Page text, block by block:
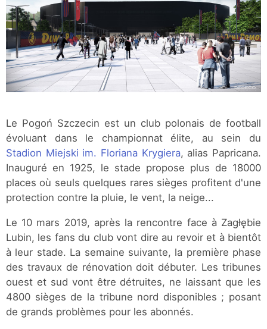
Le Pogoń Szczecin est un club polonais de football
évoluant dans le championnat élite, au sein du
Stadion Miejski im. Floriana Krygiera, alias Papricana.
Inauguré en 1925, le stade propose plus de 18000
places où seuls quelques rares sièges profitent d'une
protection contre la pluie, le vent, la neige...
Le 10 mars 2019, après la rencontre face à Zagłębie
Lubin, les fans du club vont dire au revoir et à bientôt
à leur stade. La semaine suivante, la première phase
des travaux de rénovation doit débuter. Les tribunes
ouest et sud vont être détruites, ne laissant que les
4800 sièges de la tribune nord disponibles ; posant
de grands problèmes pour les abonnés.